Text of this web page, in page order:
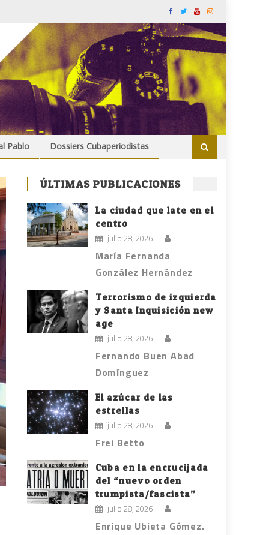
Pablo Dossiers Cubaperiodistas
ÚLTIMAS PUBLICACIONES
La ciudad que late en el
centro
julio 28, 2026
María Fernanda
González Hernández
Terrorismo de izquierda
y Santa Inquisición new
age
julio 28, 2026
Fernando Buen Abad
Domínguez
El azúcar de las
estrellas
julio 28, 2026
Frei Betto
Cuba en la encrucijada
del “nuevo orden
trumpista/fascista”
julio 28, 2026
Enrique Ubieta Gómez.